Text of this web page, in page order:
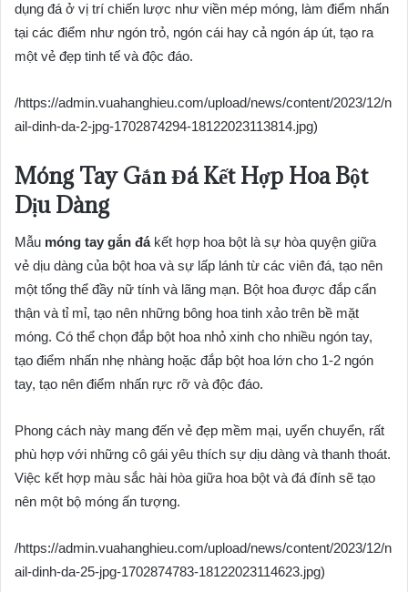
dụng đá ở vị trí chiến lược như viền mép móng, làm điểm nhấn
tại các điểm như ngón trỏ, ngón cái hay cả ngón áp út, tạo ra
một vẻ đẹp tinh tế và độc đáo.
/https://admin.vuahanghieu.com/upload/news/content/2023/12/n
ail-dinh-da-2-jpg-1702874294-18122023113814.jpg)
Móng Tay Gắn Đá Kết Hợp Hoa Bột
Dịu Dàng
Mẫu móng tay gắn đákết hợp hoa bột là sự hòa quyện giữa
vẻ dịu dàng của bột hoa và sự lấp lánh từ các viên đá, tạo nên
một tổng thể đầy nữ tính và lãng mạn. Bột hoa được đắp cẩn
thận và tỉ mỉ, tạo nên những bông hoa tinh xảo trên bề mặt
móng. Có thể chọn đắp bột hoa nhỏ xinh cho nhiều ngón tay,
tạo điểm nhấn nhẹ nhàng hoặc đắp bột hoa lớn cho 1-2 ngón
tay, tạo nên điểm nhấn rực rỡ và độc đáo.
Phong cách này mang đến vẻ đẹp mềm mại, uyển chuyển, rất
phù hợp với những cô gái yêu thích sự dịu dàng và thanh thoát.
Việc kết hợp màu sắc hài hòa giữa hoa bột và đá đính sẽ tạo
nên một bộ móng ấn tượng.
/https://admin.vuahanghieu.com/upload/news/content/2023/12/n
ail-dinh-da-25-jpg-1702874783-18122023114623.jpg)